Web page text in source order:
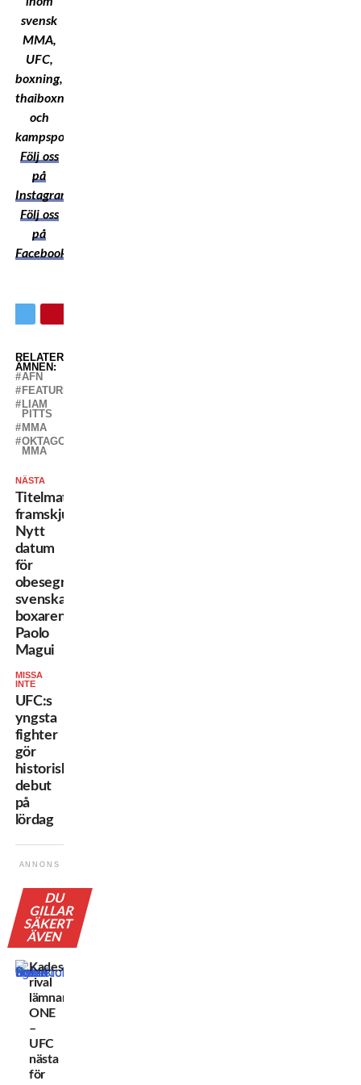
svensk
MMA,
UFC,
boxning,
thaiboxning
och
kampsport!
Följ oss
på
Instagram
Följ oss
på
Facebook
RELATERADE
ÄMNEN:
AFN
FEATURED
LIAM
PITTS
MMA
OKTAGON
MMA
NÄSTA
Titelmatchen
framskjuten:
Nytt
datum
för
obesegrade
svenska
boxaren
Paolo
Magui
MISSA
INTE
UFC:s
yngsta
fighter
gör
historisk
debut
på
lördag
ANNONS
DU
GILLAR
SÄKERT
ÄVEN
Kadestams
rival
lämnar
ONE
–
UFC
nästa
för